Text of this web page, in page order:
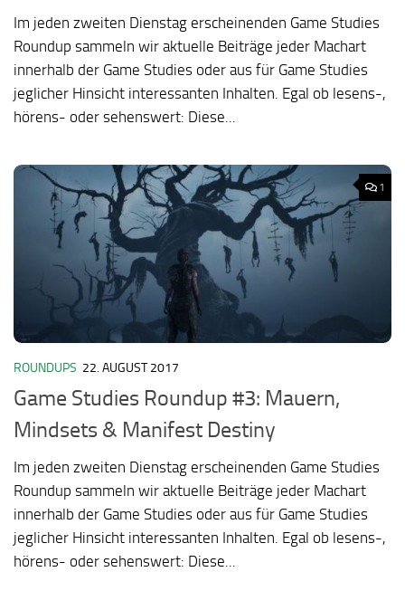
Im jeden zweiten Dienstag erscheinenden Game Studies
Roundup sammeln wir aktuelle Beiträge jeder Machart
innerhalb der Game Studies oder aus für Game Studies
jeglicher Hinsicht interessanten Inhalten. Egal ob lesens-,
hörens- oder sehenswert: Diese...
1
ROUNDUPS 22. AUGUST 2017
Game Studies Roundup #3: Mauern,
Mindsets & Manifest Destiny
Im jeden zweiten Dienstag erscheinenden Game Studies
Roundup sammeln wir aktuelle Beiträge jeder Machart
innerhalb der Game Studies oder aus für Game Studies
jeglicher Hinsicht interessanten Inhalten. Egal ob lesens-,
hörens- oder sehenswert: Diese...